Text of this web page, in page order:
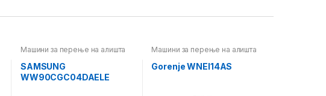
Машини за перење на алишта
SAMSUNG
WW90CGC04DAELE
Машини за перење на алишта
Gorenje WNEI14AS